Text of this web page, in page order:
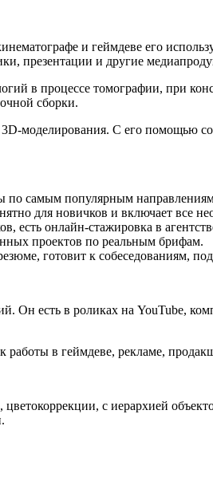
и геймдеве его
презентации и другие
в процессе томографии, при
сборки.
3D-моделирования. С его помощью
по самым популярным
для новичков и включает все
есть онлайн-стажировка в
проектов по реальным брифам.
готовит к собеседованиям,
Он есть в роликах на YouTube,
работы в геймдеве, рекламе,
с иерархией